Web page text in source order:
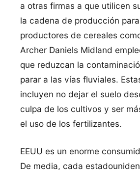
a otras firmas a que utilicen
la cadena de producción
productores de cereales
Archer Daniels Midland
que reduzcan la
parar a las vías fluviales.
incluyen no dejar el suelo
culpa de los cultivos y ser
el uso de los fertilizantes.
EEUU es un enorme
De media, cada